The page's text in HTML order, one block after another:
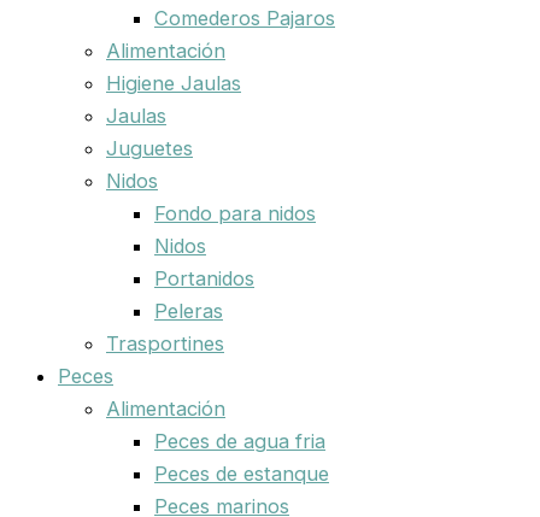
Comederos Pajaros
Alimentación
Higiene Jaulas
Jaulas
Juguetes
Nidos
Fondo para nidos
Nidos
Portanidos
Peleras
Trasportines
Peces
Alimentación
Peces de agua fria
Peces de estanque
Peces marinos